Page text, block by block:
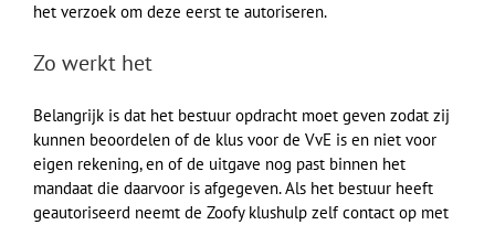
het verzoek om deze eerst te autoriseren.
Zo werkt het
Belangrijk is dat het bestuur opdracht moet geven zodat zij
kunnen beoordelen of de klus voor de VvE is en niet voor
eigen rekening, en of de uitgave nog past binnen het
mandaat die daarvoor is afgegeven. Als het bestuur heeft
geautoriseerd neemt de Zoofy klushulp zelf contact op met